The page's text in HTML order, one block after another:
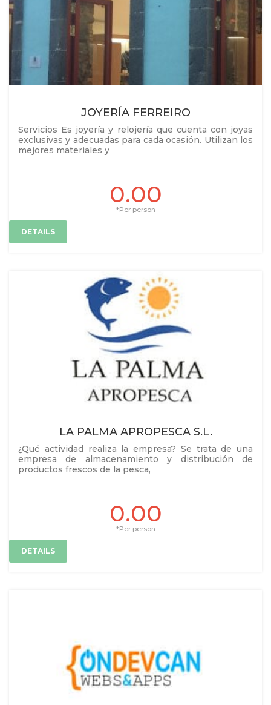
JOYERÍA FERREIRO
Servicios Es joyería y relojería que cuenta con joyas
exclusivas y adecuadas para cada ocasión. Utilizan los
mejores materiales y
0.00
*Per person
DETAILS
LA PALMA APROPESCA S.L.
¿Qué actividad realiza la empresa? Se trata de una
empresa de almacenamiento y distribución de
productos frescos de la pesca,
0.00
*Per person
DETAILS